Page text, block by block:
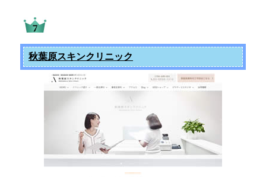
秋葉原スキンクリニック